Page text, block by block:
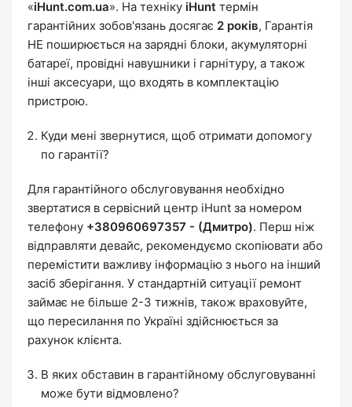
«iHunt.com.ua». На техніку iHunt термін
гарантійних зобов'язань досягає 2 років, Гарантія
НЕ поширюється на зарядні блоки, акумуляторні
батареї, провідні навушники і гарнітуру, а також
інші аксесуари, що входять в комплектацію
пристрою.
Куди мені звернутися, щоб отримати допомогу
по гарантії?
Для гарантійного обслуговування необхідно
звертатися в сервісний центр iHunt за номером
телефону +380960697357 - (Дмитро). Перш ніж
відправляти девайс, рекомендуємо скопіювати або
перемістити важливу інформацію з нього на інший
засіб зберігання. У стандартній ситуації ремонт
займає не більше 2-3 тижнів, також враховуйте,
що пересилання по Україні здійснюється за
рахунок клієнта.
В яких обставин в гарантійному обслуговуванні
може бути відмовлено?